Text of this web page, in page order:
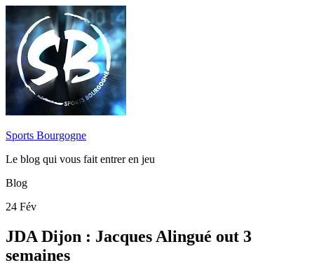
Sports Bourgogne
Le blog qui vous fait entrer en jeu
Blog
24 Fév
JDA Dijon : Jacques Alingué out 3
semaines